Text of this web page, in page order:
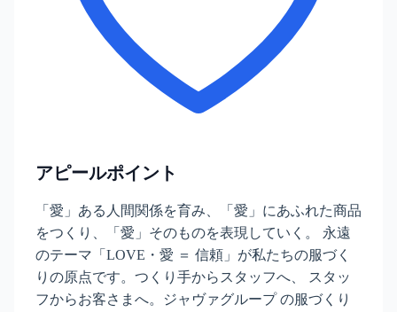
アピールポイント
「愛」ある人間関係を育み、「愛」にあふれた商品
をつくり、「愛」そのものを表現していく。 永遠
のテーマ「LOVE・愛 ＝ 信頼」が私たちの服づく
りの原点です。つくり手からスタッフへ、 スタッ
フからお客さまへ。ジャヴァグループ の服づくり